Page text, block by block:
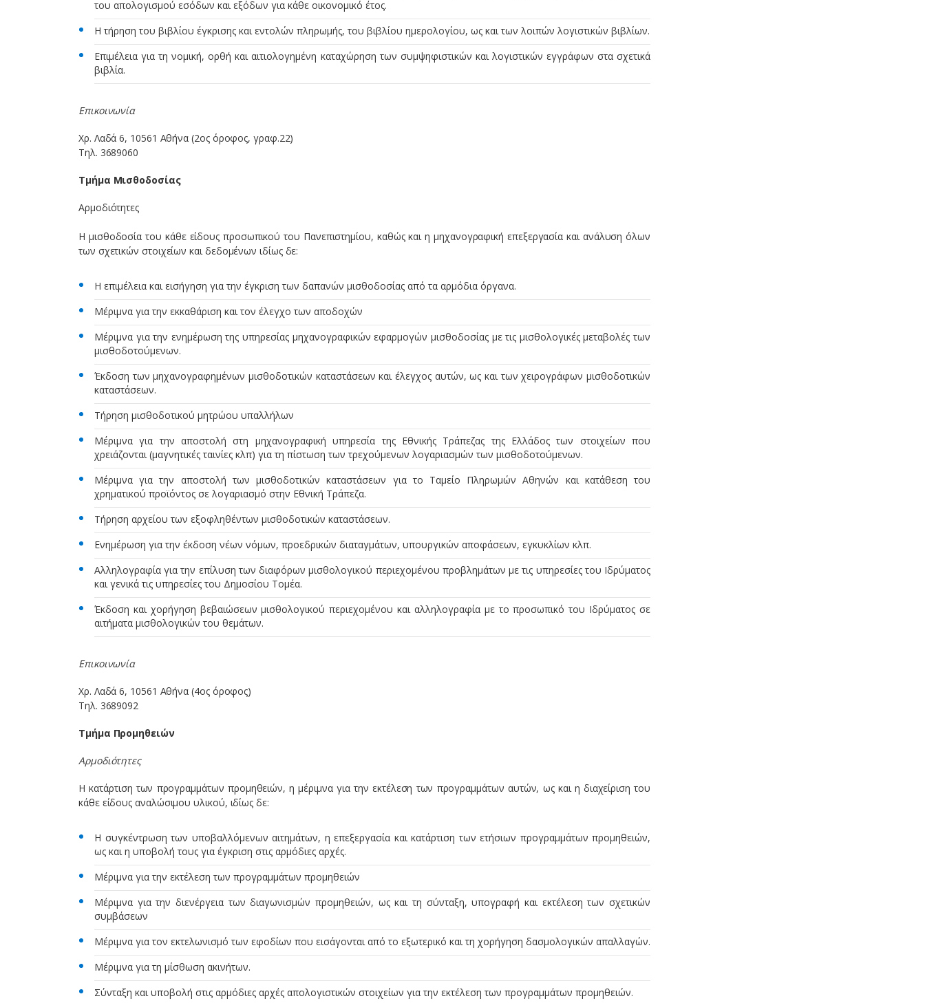
του απολογισμού εσόδων και εξόδων για κάθε οικονομικό έτος.
Η τήρηση του βιβλίου έγκρισης και εντολών πληρωμής, του βιβλίου ημερολογίου, ως και των λοιπών λογιστικών βιβλίων.
Επιμέλεια για τη νομική, ορθή και αιτιολογημένη καταχώρηση των συμψηφιστικών και λογιστικών εγγράφων στα σχετικά
βιβλία.
Επικοινωνία
Χρ. Λαδά 6, 10561 Αθήνα (2ος όροφος, γραφ.22)
Τηλ. 3689060
Τμήμα Μισθοδοσίας
Αρμοδιότητες
Η μισθοδοσία του κάθε είδους προσωπικού του Πανεπιστημίου, καθώς και η μηχανογραφική επεξεργασία και ανάλυση όλων
των σχετικών στοιχείων και δεδομένων ιδίως δε:
Η επιμέλεια και εισήγηση για την έγκριση των δαπανών μισθοδοσίας από τα αρμόδια όργανα.
Μέριμνα για την εκκαθάριση και τον έλεγχο των αποδοχών
Μέριμνα για την ενημέρωση της υπηρεσίας μηχανογραφικών εφαρμογών μισθοδοσίας με τις μισθολογικές μεταβολές των
μισθοδοτούμενων.
Έκδοση των μηχανογραφημένων μισθοδοτικών καταστάσεων και έλεγχος αυτών, ως και των χειρογράφων μισθοδοτικών
καταστάσεων.
Τήρηση μισθοδοτικού μητρώου υπαλλήλων
Μέριμνα για την αποστολή στη μηχανογραφική υπηρεσία της Εθνικής Τράπεζας της Ελλάδος των στοιχείων που
χρειάζονται (μαγνητικές ταινίες κλπ) για τη πίστωση των τρεχούμενων λογαριασμών των μισθοδοτούμενων.
Μέριμνα για την αποστολή των μισθοδοτικών καταστάσεων για το Ταμείο Πληρωμών Αθηνών και κατάθεση του
χρηματικού προϊόντος σε λογαριασμό στην Εθνική Τράπεζα.
Τήρηση αρχείου των εξοφληθέντων μισθοδοτικών καταστάσεων.
Ενημέρωση για την έκδοση νέων νόμων, προεδρικών διαταγμάτων, υπουργικών αποφάσεων, εγκυκλίων κλπ.
Αλληλογραφία για την επίλυση των διαφόρων μισθολογικού περιεχομένου προβλημάτων με τις υπηρεσίες του Ιδρύματος
και γενικά τις υπηρεσίες του Δημοσίου Τομέα.
Έκδοση και χορήγηση βεβαιώσεων μισθολογικού περιεχομένου και αλληλογραφία με το προσωπικό του Ιδρύματος σε
αιτήματα μισθολογικών του θεμάτων.
Επικοινωνία
Χρ. Λαδά 6, 10561 Αθήνα (4ος όροφος)
Τηλ. 3689092
Τμήμα Προμηθειών
Αρμοδιότητες
Η κατάρτιση των προγραμμάτων προμηθειών, η μέριμνα για την εκτέλεση των προγραμμάτων αυτών, ως και η διαχείριση του
κάθε είδους αναλώσιμου υλικού, ιδίως δε:
Η συγκέντρωση των υποβαλλόμενων αιτημάτων, η επεξεργασία και κατάρτιση των ετήσιων προγραμμάτων προμηθειών,
ως και η υποβολή τους για έγκριση στις αρμόδιες αρχές.
Μέριμνα για την εκτέλεση των προγραμμάτων προμηθειών
Μέριμνα για την διενέργεια των διαγωνισμών προμηθειών, ως και τη σύνταξη, υπογραφή και εκτέλεση των σχετικών
συμβάσεων
Μέριμνα για τον εκτελωνισμό των εφοδίων που εισάγονται από το εξωτερικό και τη χορήγηση δασμολογικών απαλλαγών.
Μέριμνα για τη μίσθωση ακινήτων.
Σύνταξη και υποβολή στις αρμόδιες αρχές απολογιστικών στοιχείων για την εκτέλεση των προγραμμάτων προμηθειών.